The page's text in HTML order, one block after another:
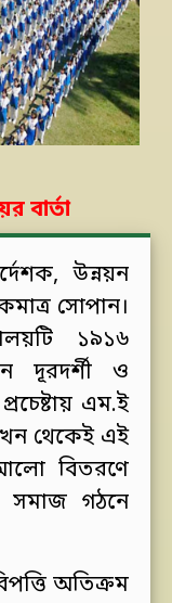
Next
বার্তা
উন্নয়ন
সোপান।
১৯১৬
দূরদর্শী ও
এম.ই
থেকেই এই
আলো বিতরণে
গঠনে
অতিক্রম